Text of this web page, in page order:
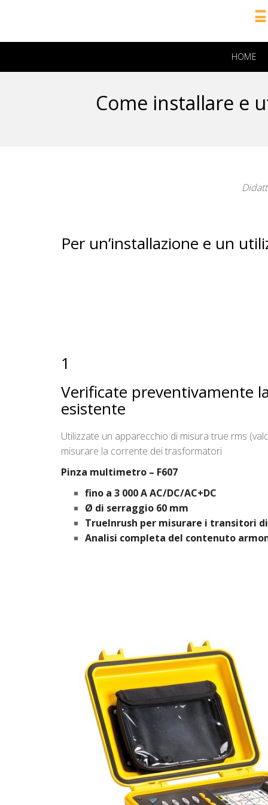
HOME
Come installare e
Per un’installazione e un
1
Verificate preventivamente
esistente
Utilizzate un apparecchio di misura true rms
misurare la corrente dei trasformatori
Pinza multimetro – F607
fino a 3 000 A AC/DC/AC+DC
Ø di serraggio 60 mm
TrueInrush per misurare i transitori
Analisi completa del contenuto